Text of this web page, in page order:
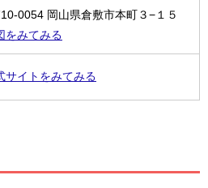
0054 岡山県倉敷市本町３−１５
をみてみる
サイトをみてみる